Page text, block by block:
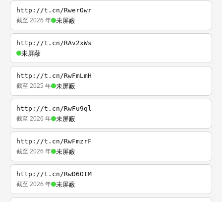
http://t.cn/RwerOwr
截至 2026 年 未屏蔽
http://t.cn/RAv2xWs
未屏蔽
http://t.cn/RwFmLmH
截至 2025 年 未屏蔽
http://t.cn/RwFu9ql
截至 2026 年 未屏蔽
http://t.cn/RwFmzrF
截至 2026 年 未屏蔽
http://t.cn/RwD6OtM
截至 2026 年 未屏蔽